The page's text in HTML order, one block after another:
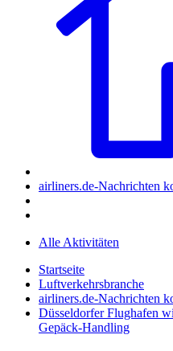
airliners.de-Nachrichten
Alle Aktivitäten
Startseite
Luftverkehrsbranche
airliners.de-Nachrichten
Düsseldorfer Flughafen
Gepäck-Handling